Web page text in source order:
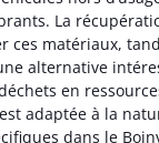
La
ces matériaux,
alternative
en
adaptée à la
dans le